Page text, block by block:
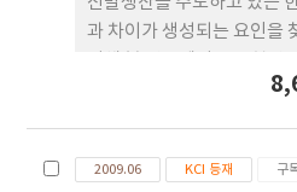
이러한 연구 결과는 민간기
진 기업들로 간주하였던 기
간기업들도 유형에 따라 그
직접투자에서도 서로 다른
의 해외직접투자에 대해 더
과 차이가 생성되는 요인을
설정하였으며 한국 70개 기
분석 결과는 다음과 같다. 첫
2009.06 KCI 등재 구